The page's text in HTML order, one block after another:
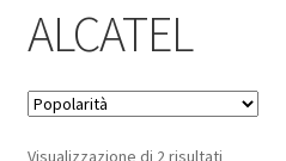
Contatti
ALCATEL
Visualizzazione di 2 risultatiPopolarità